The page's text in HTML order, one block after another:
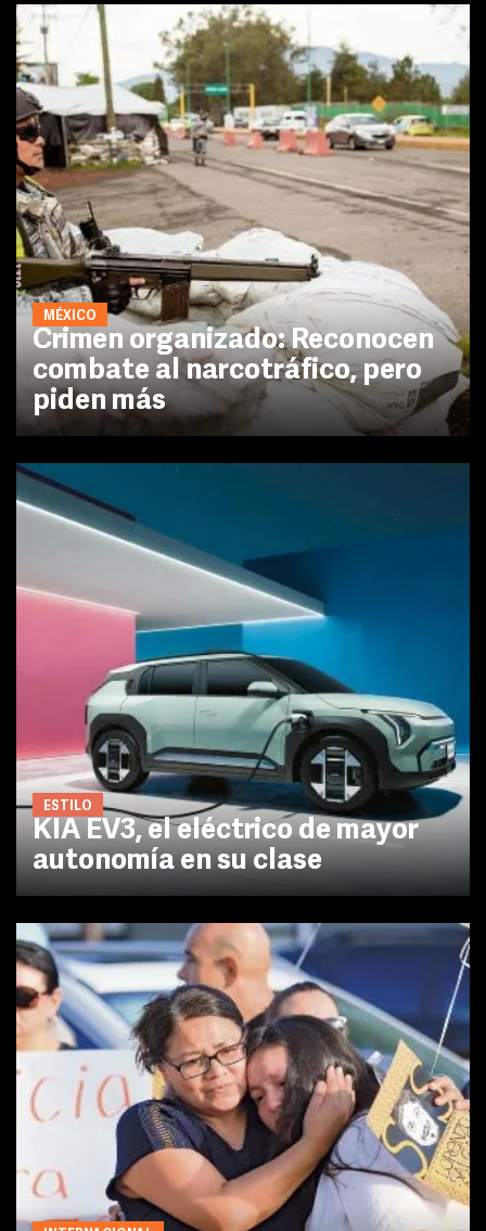
MÉXICO
Crimen organizado: Reconocen
combate al narcotráfico, pero
piden más
ESTILO
KIA EV3, el eléctrico de mayor
autonomía en su clase